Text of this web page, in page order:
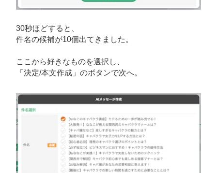
30秒ほどすると、
件名の候補が10個出てきました。
ここから好きなものを選択し、
「決定/本文作成」のボタンで次へ。